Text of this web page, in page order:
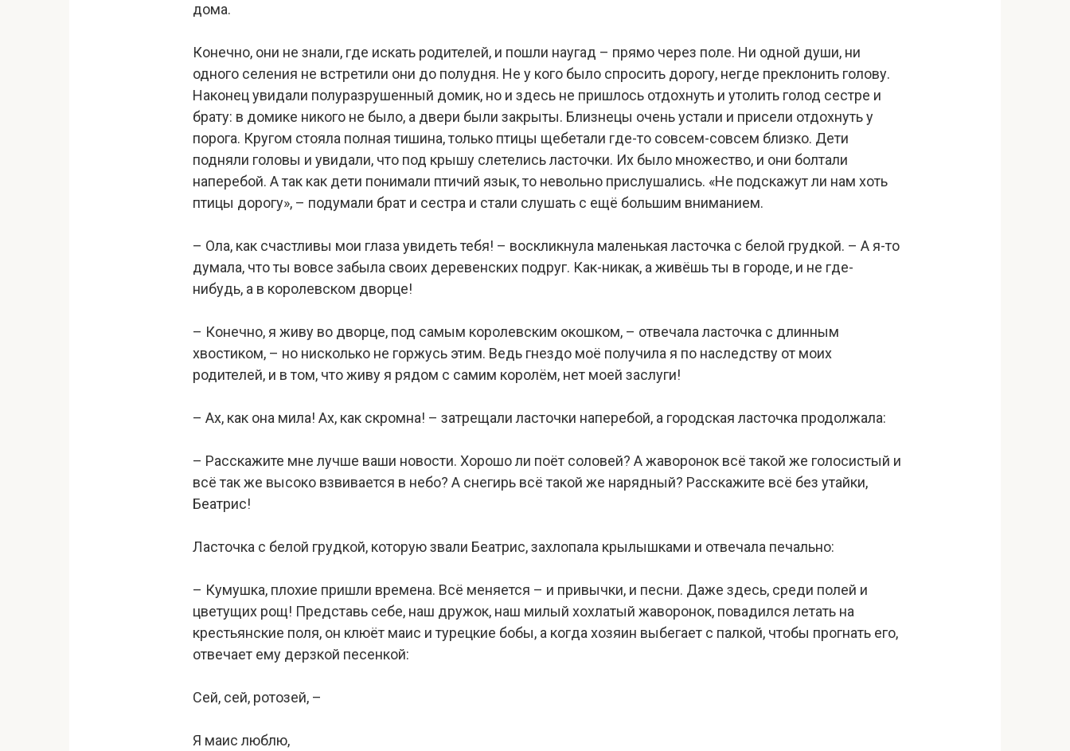
дома.
Конечно, они не знали, где искать родителей, и пошли наугад – прямо через поле. Ни одной души, ни
одного селения не встретили они до полудня. Не у кого было спросить дорогу, негде преклонить голову.
Наконец увидали полуразрушенный домик, но и здесь не пришлось отдохнуть и утолить голод сестре и
брату: в домике никого не было, а двери были закрыты. Близнецы очень устали и присели отдохнуть у
порога. Кругом стояла полная тишина, только птицы щебетали где-то совсем-совсем близко. Дети
подняли головы и увидали, что под крышу слетелись ласточки. Их было множество, и они болтали
наперебой. А так как дети понимали птичий язык, то невольно прислушались. «Не подскажут ли нам хоть
птицы дорогу», – подумали брат и сестра и стали слушать с ещё большим вниманием.
– Ола, как счастливы мои глаза увидеть тебя! – воскликнула маленькая ласточка с белой грудкой. – А я-то
думала, что ты вовсе забыла своих деревенских подруг. Как-никак, а живёшь ты в городе, и не где-
нибудь, а в королевском дворце!
– Конечно, я живу во дворце, под самым королевским окошком, – отвечала ласточка с длинным
хвостиком, – но нисколько не горжусь этим. Ведь гнездо моё получила я по наследству от моих
родителей, и в том, что живу я рядом с самим королём, нет моей заслуги!
– Ах, как она мила! Ах, как скромна! – затрещали ласточки наперебой, а городская ласточка продолжала:
– Расскажите мне лучше ваши новости. Хорошо ли поёт соловей? А жаворонок всё такой же голосистый и
всё так же высоко взвивается в небо? А снегирь всё такой же нарядный? Расскажите всё без утайки,
Беатрис!
Ласточка с белой грудкой, которую звали Беатрис, захлопала крылышками и отвечала печально:
– Кумушка, плохие пришли времена. Всё меняется – и привычки, и песни. Даже здесь, среди полей и
цветущих рощ! Представь себе, наш дружок, наш милый хохлатый жаворонок, повадился летать на
крестьянские поля, он клюёт маис и турецкие бобы, а когда хозяин выбегает с палкой, чтобы прогнать его,
отвечает ему дерзкой песенкой:
Сей, сей, ротозей, –
Я маис люблю,